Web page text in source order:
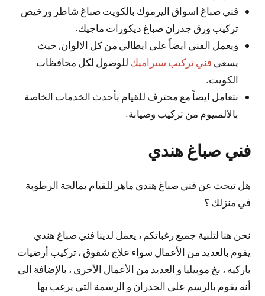
فني صباغ اسواق اليرموك بالكويت صباغ شاطر ورخيص
تركيب ورق جدران صباغ ديكورات ماجيك.
ويعمل الفني ايضاً على ايطالي من كل الالوان, حيث
يسعى فني تركيب سيراميك للوصول لكل محافظات
الكويت.
نتعامل ايضاً مع محترف للقيام بأحدث الخدمات الخاصة
بالالمنيوم من تركيب وصيانة.
فني صباغ هندي
هل تبحث عن فني صباغ هندي ماهر للقيام بمالجة الرطوبة
في منزلك ؟
نحن هنا لتلبية جميع رغباتكم ، يعمل لدينا فني صباغ هندي
يقوم بالعديد من الأعمال سواء علاج شقوق ، تركيب أرضيات
باركيه ، بخ موبيليا و العديد من الأعمال الأخرى ، بالإضافة الى
أنه يقوم بالرسم على الجدران و الرسمة التي يرغب بها